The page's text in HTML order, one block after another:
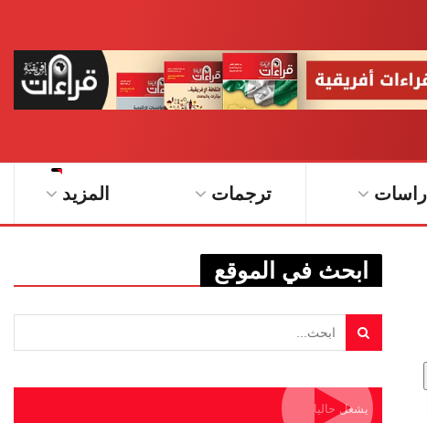
ترجمات المزيد
ابحث في الموقع
يشغل حاليا